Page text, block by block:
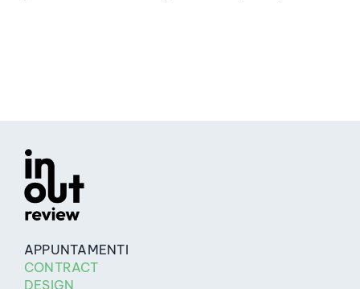
APPUNTAMENTI
CONTRACT
DESIGN